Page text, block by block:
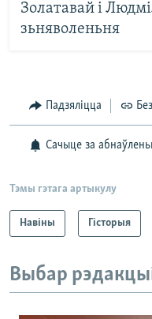
Золатавай і
зьняволеньня
Падзяліцца
Сачыце за
Тэмы гэтага артыкулу
Навіны Гісторыя
Выбар